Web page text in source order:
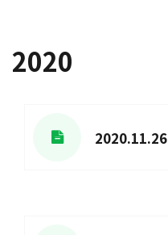
2020
2020.11.26